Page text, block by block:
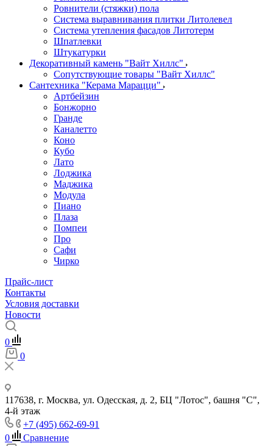
Ровнители (стяжки) пола
Система выравнивания плитки Литолевел
Система утепления фасадов Литотерм
Шпатлевки
Штукатурки
Декоративный камень "Вайт Хиллс"
Сопутствующие товары "Вайт Хиллс"
Сантехника "Керама Марацци"
Артбейзин
Бонжорно
Гранде
Каналетто
Коно
Кубо
Лато
Лоджика
Маджика
Модула
Пиано
Плаза
Помпеи
Про
Сафи
Чирко
Прайс-лист
Контакты
Условия доставки
Новости
0
0
117638, г. Москва, ул. Одесская, д. 2, БЦ "Лотос", башня "С",
4-й этаж
+7 (495) 662-69-91
0
Сравнение